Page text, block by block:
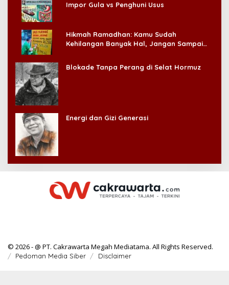
Impor Gula vs Penghuni Usus
Hikmah Ramadhan: Kamu Sudah
Kehilangan Banyak Hal, Jangan Sampai
Blokade Tanpa Perang di Selat Hormuz
Energi dan Gizi Generasi
© 2026 - @ PT. Cakrawarta Megah Mediatama. All Rights Reserved.
Pedoman Media Siber Disclaimer